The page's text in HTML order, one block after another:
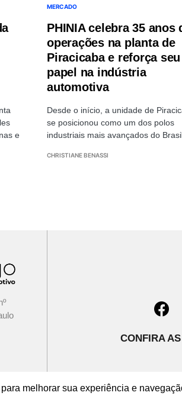
melhorar sua experiência e
e
MERCADO
PHINIA celebra 35 anos
operações na planta de
Piracicaba e reforça seu
papel na indústria
automotiva
Desde o início, a unidade de
se posicionou como um dos polos
industriais mais avançados do
CHRISTIANE BENASSI
CONFIRA